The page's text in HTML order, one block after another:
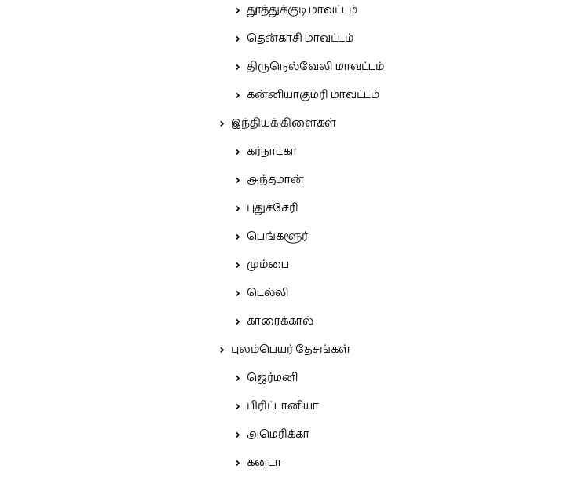
தூத்துக்குடி மாவட்டம்
தென்காசி மாவட்டம்
திருநெல்வேலி மாவட்டம்
கன்னியாகுமரி மாவட்டம்
இந்தியக் கிளைகள்
கர்நாடகா
அந்தமான்
புதுச்சேரி
பெங்களூர்
மும்பை
டெல்லி
காரைக்கால்
புலம்பெயர் தேசங்கள்
ஜெர்மனி
பிரிட்டானியா
அமெரிக்கா
கனடா